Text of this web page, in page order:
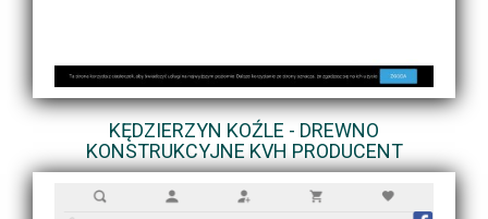
KĘDZIERZYN KOŹLE - DREWNO
KONSTRUKCYJNE KVH PRODUCENT